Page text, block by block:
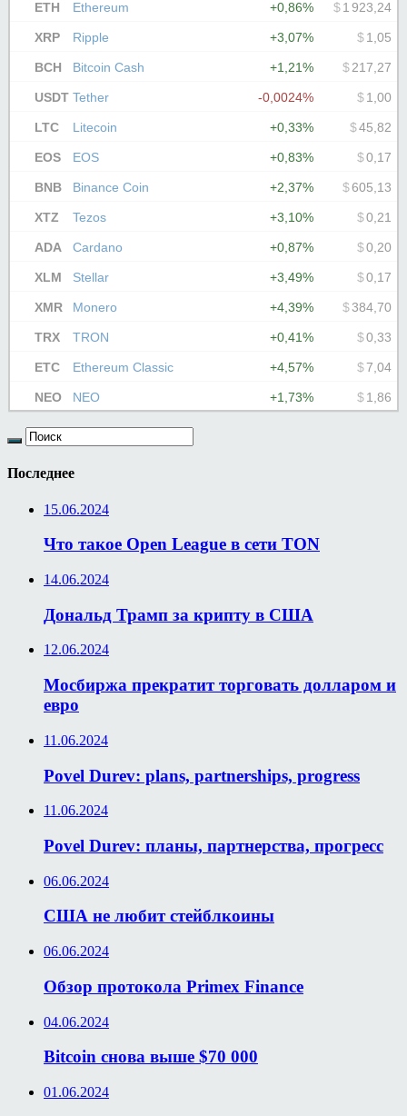
Последнее
15.06.2024
Что такое Open League в сети TON
14.06.2024
Дональд Трамп за крипту в США
12.06.2024
Мосбиржа прекратит торговать долларом и
евро
11.06.2024
Povel Durev: plans, partnerships, progress
11.06.2024
Povel Durev: планы, партнерства, прогресс
06.06.2024
США не любит стейблкоины
06.06.2024
Обзор протокола Primex Finance
04.06.2024
Bitcoin снова выше $70 000
01.06.2024